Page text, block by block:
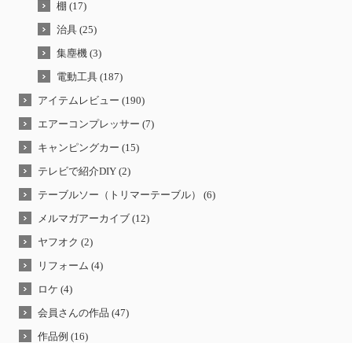
棚 (17)
治具 (25)
集塵機 (3)
電動工具 (187)
アイテムレビュー (190)
エアーコンプレッサー (7)
キャンピングカー (15)
テレビで紹介DIY (2)
テーブルソー（トリマーテーブル） (6)
メルマガアーカイブ (12)
ヤフオク (2)
リフォーム (4)
ロケ (4)
会員さんの作品 (47)
作品例 (16)